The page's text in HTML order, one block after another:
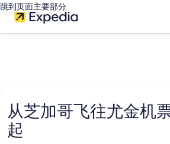
跳到页面主要部分
从芝加哥飞往尤金机
起